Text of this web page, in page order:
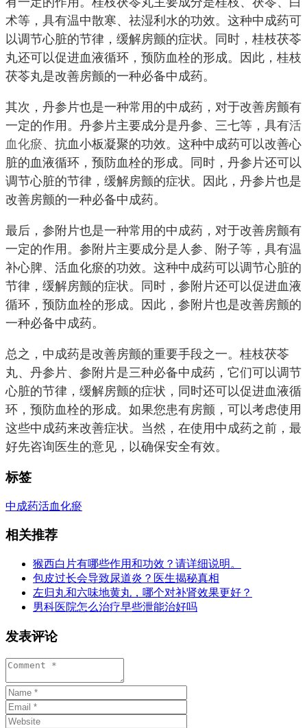
术等，具有温中散寒、祛湿利水的功效。这种中成药可
以调节心脏的节律，缓解房颤的症状。同时，桂枝茯苓
丸还可以促进血液循环，预防血栓的形成。因此，桂枝
茯苓丸是改善房颤的一种必备中成药。
其次，丹参片也是一种常用的中成药，对于改善房颤有
一定的作用。丹参片主要成分是丹参、三七等，具有活
血化瘀、抗血小板凝聚的功效。这种中成药可以改善心
脏的血液循环，预防血栓的形成。同时，丹参片还可以
调节心脏的节律，缓解房颤的症状。因此，丹参片也是
改善房颤的一种必备中成药。
最后，参附片也是一种常用的中成药，对于改善房颤有
一定的作用。参附片主要成分是人参、附子等，具有温
补心脾、活血化瘀的功效。这种中成药可以调节心脏的
节律，缓解房颤的症状。同时，参附片还可以促进血液
循环，预防血栓的形成。因此，参附片也是改善房颤的
一种必备中成药。
总之，中成药是改善房颤的重要手段之一。桂枝茯苓
丸、丹参片、参附片是三种必备中成药，它们可以调节
心脏的节律，缓解房颤的症状，同时还可以促进血液循
环，预防血栓的形成。如果您患有房颤，可以考虑使用
这些中成药来改善症状。当然，在使用中成药之前，最
好先咨询医生的意见，以确保安全有效。
标签
中成药活血化瘀
相关推荐
猴西白片有哪些作用和功效？请详细说明。
包皮过长会导致尿道炎？医生揭秘真相
左归丸和六味地黄丸，哪个对补肾效果更好？
男科医院怎么治疗早些泄能治好吗
发表评论